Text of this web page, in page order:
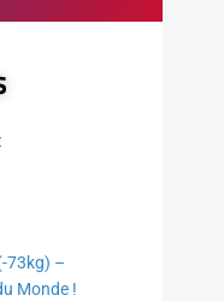
73kg) –
Monde !